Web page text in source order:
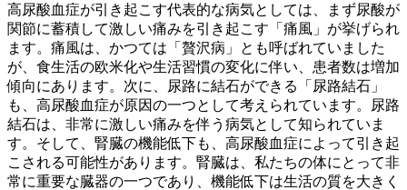
高尿酸血症が引き起こす代表的な病気としては、まず尿酸が
関節に蓄積して激しい痛みを引き起こす「痛風」 が挙げられ
ます。痛風は、かつては「贅沢病」とも呼ばれていました
が、食生活の欧米化や生活習慣の変化に伴い、患者数は増加
傾向にあります。次に、尿路に結石ができる
「尿路結石」
も、高尿酸血症が原因の一つとして考えられています。尿路
結石は、非常に激しい痛みを伴う病気として知られていま
す。そして、 腎臓の機能低下も、高尿酸血症によって引き起
こされる可能性があります。腎臓は、私たちの体にとって非
常に重要な臓器の一つであり、機能低下は生活の質を大きく